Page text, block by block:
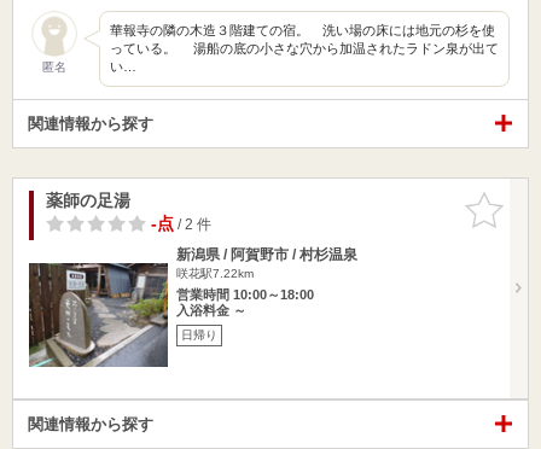
匿名
華報寺の隣の木造３階建ての宿。 洗い場の床には地元の杉を使
っている。 湯船の底の小さな穴から加温されたラドン泉が出て
い…
関連情報から探す
お気に入
りに追加
薬師の足湯
-点/ 2 件
新潟県 / 阿賀野市 / 村杉温泉
咲花駅7.22km
営業時間 10:00～18:00
入浴料金 ～
日帰り
関連情報から探す